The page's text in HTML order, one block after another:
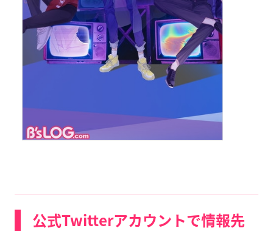
公式Twitterアカウントで情報先